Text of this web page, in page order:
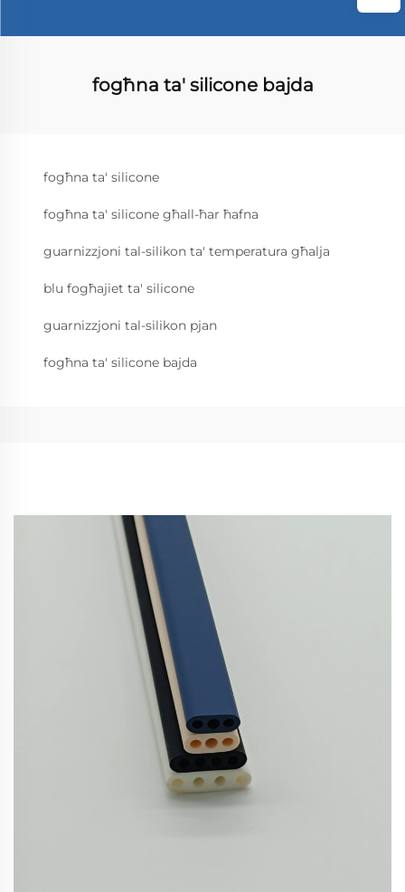
fogħna ta' silicone bajda
fogħna ta' silicone
fogħna ta' silicone għall-ħar ħafna
guarnizzjoni tal-silikon ta' temperatura għalja
blu fogħajiet ta' silicone
guarnizzjoni tal-silikon pjan
fogħna ta' silicone bajda